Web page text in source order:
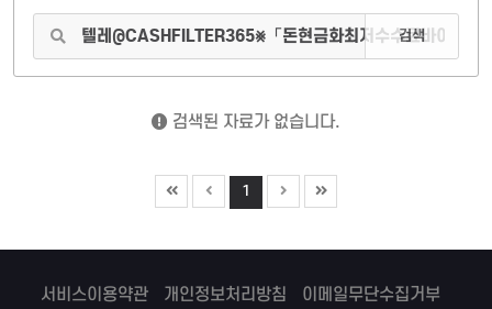
검색
검색된 자료가 없습니다.
1
서비스이용약관 개인정보처리방침
이메일무단수집거부